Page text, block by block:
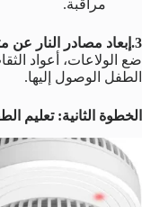
مراقبة.
3.إبعاد مصادر النار عن متناول الأطفال
ضع الولاعات، أعواد
الطفل الوصول إليها.
الخطوة الثانية: تعليم